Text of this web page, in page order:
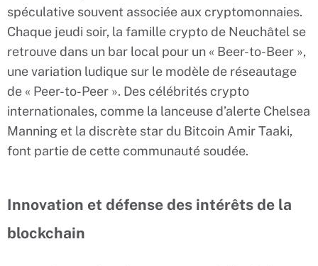
spéculative souvent associée aux cryptomonnaies.
Chaque jeudi soir, la famille crypto de Neuchâtel se
retrouve dans un bar local pour un « Beer-to-Beer »,
une variation ludique sur le modèle de réseautage
de « Peer-to-Peer ». Des célébrités crypto
internationales, comme la lanceuse d’alerte Chelsea
Manning et la discrète star du Bitcoin Amir Taaki,
font partie de cette communauté soudée.
Innovation et défense des intérêts de la
blockchain